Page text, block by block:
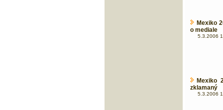
Mexiko
o mediale
5.3.2006
Mexiko
zklamaný
5.3.2006